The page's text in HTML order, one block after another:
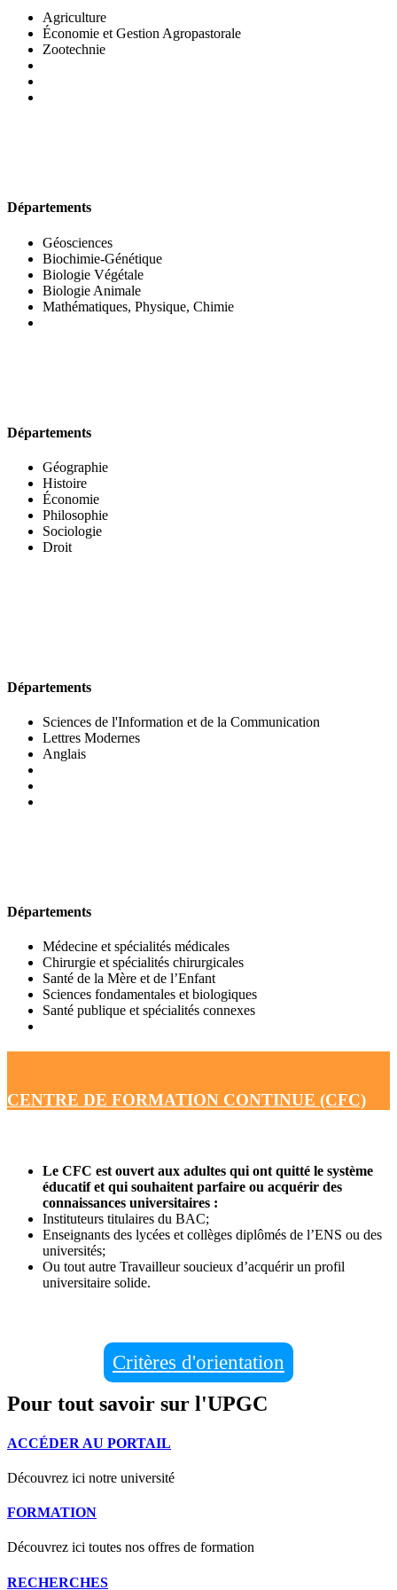
Agriculture
Économie et Gestion Agropastorale
Zootechnie
Départements
Géosciences
Biochimie-Génétique
Biologie Végétale
Biologie Animale
Mathématiques, Physique, Chimie
Départements
Géographie
Histoire
Économie
Philosophie
Sociologie
Droit
Départements
Sciences de l'Information et de la Communication
Lettres Modernes
Anglais
Départements
Médecine et spécialités médicales
Chirurgie et spécialités chirurgicales
Santé de la Mère et de l’Enfant
Sciences fondamentales et biologiques
Santé publique et spécialités connexes
CENTRE DE FORMATION CONTINUE (CFC)
Le CFC est ouvert aux adultes qui ont quitté le système
éducatif et qui souhaitent parfaire ou acquérir des
connaissances universitaires :
Instituteurs titulaires du BAC;
Enseignants des lycées et collèges diplômés de l’ENS ou des
universités;
Ou tout autre Travailleur soucieux d’acquérir un profil
universitaire solide.
Critères d'orientation
Pour tout savoir sur l'UPGC
ACCÉDER AU PORTAIL
Découvrez ici notre université
FORMATION
Découvrez ici toutes nos offres de formation
RECHERCHES